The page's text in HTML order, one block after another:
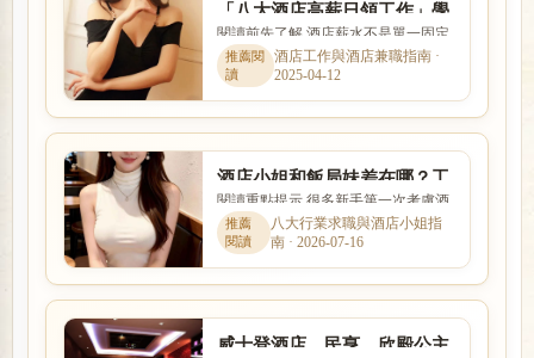
「八大酒店高薪日領工作」學
生短期酒店求職打工
閱讀前先了解 酒店薪水不是單一固定
數字，而是受到店型、出勤時段、節
數、客源與個人條件影響。...
酒店工作與酒店兼職指南 ·
2025-04-12
酒店小姐和飯局妹差在哪？工
作內容、外型條件與收入方式
比較
閱讀重點提示 很多新手第一次考慮酒
店工作時，會同時擔心工作內容、安
全性、收入、上班時間與是...
八大行業求職與酒店小姐指
南 · 2026-07-16
威士登酒店、民亨、欣殿公主